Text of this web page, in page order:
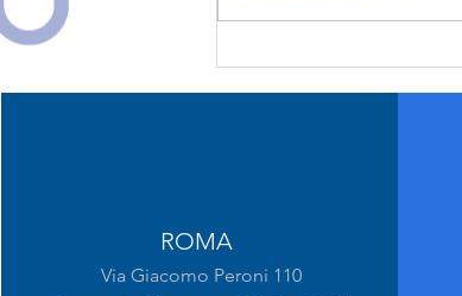
Seguici su nostri social
ROMA
Via Giacomo Peroni 110